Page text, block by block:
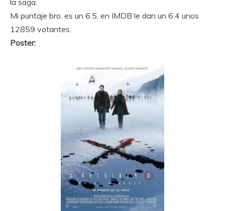
la saga.
Mi puntaje bro. es un 6.5, en IMDB le dan un 6.4 unos
12859 votantes.
Poster: